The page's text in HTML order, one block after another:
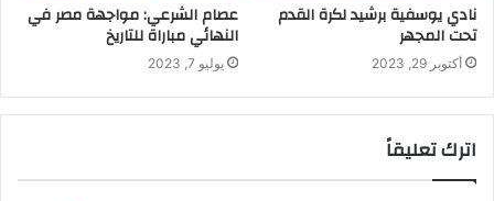
نادي يوسفية برشيد لكرة القدم
تحت المجهر
أكتوبر 29, 2023
عصام الشرعي: مواجهة مصر في
النهائي مباراة للتاريخ
يوليو 7, 2023
اترك تعليقاً